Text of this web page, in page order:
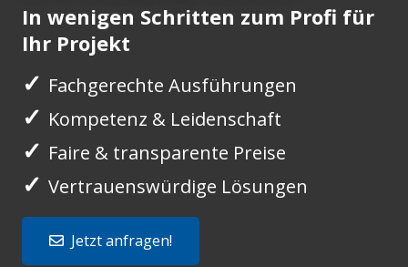
In wenigen Schritten zum Profi für
Ihr Projekt
✓ Fachgerechte Ausführungen
✓ Kompetenz & Leidenschaft
✓ Faire & transparente Preise
✓ Vertrauenswürdige Lösungen
Jetzt anfragen!